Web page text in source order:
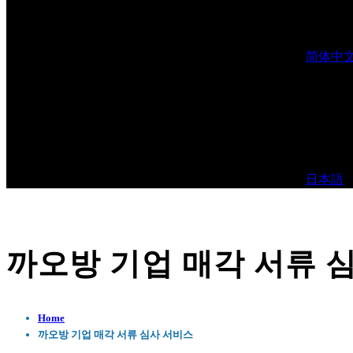
简体中
日本語
까오방 기업 매각 서류
Home
까오방 기업 매각 서류 심사 서비스